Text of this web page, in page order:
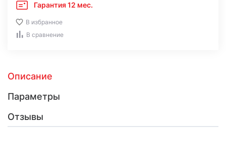
Гарантия 12 мес.
В избранное
В сравнение
Описание
Параметры
Отзывы